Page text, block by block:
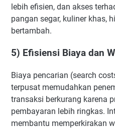
lebih efisien, dan akses
pangan segar, kuliner khas,
bertambah.
5) Efisiensi Biaya dan
Biaya pencarian (search
terpusat memudahkan
transaksi berkurang karena
pembayaran lebih ringkas.
membantu memperkirakan